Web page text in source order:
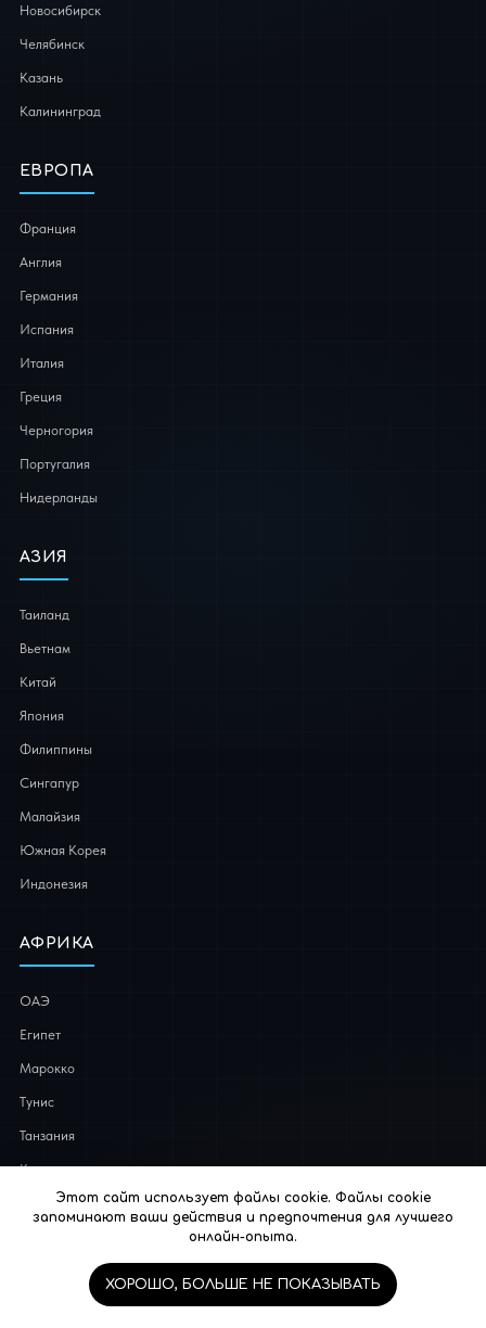
Новосибирск
Челябинск
Казань
Калининград
ЕВРОПА
Франция
Англия
Германия
Испания
Италия
Греция
Черногория
Португалия
Нидерланды
АЗИЯ
Таиланд
Вьетнам
Китай
Япония
Филиппины
Сингапур
Малайзия
Южная Корея
Индонезия
АФРИКА
ОАЭ
Египет
Марокко
Тунис
Танзания
Кения
ЭфиопияЭтот сайт использует файлы cookie. Файлы cookie
запоминают ваши действия и предпочтения для лучшего
онлайн-опыта.
ХОРОШО, БОЛЬШЕ НЕ ПОКАЗЫВАТЬ